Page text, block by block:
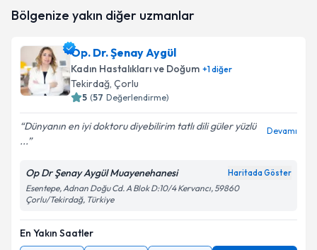
Bölgenize yakın diğer uzmanlar
Op. Dr. Şenay Aygül
Kadın Hastalıkları ve Doğum +1diğer
Tekirdağ, Çorlu
5 (57 Değerlendirme)
Dünyanın en iyi doktoru diyebilirim tatlı dili güler yüzlü
...
Devamı
Op Dr Şenay Aygül Muayenehanesi Haritada Göster
Esentepe, Adnan Doğu Cd. A Blok D:10/4 Kervancı, 59860
Çorlu/Tekirdağ, Türkiye
En Yakın Saatler